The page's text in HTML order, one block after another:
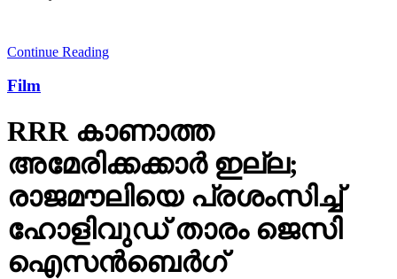
Continue Reading
Film
RRR കാണാത്ത
അമേരിക്കക്കാര്‍ ഇല്ല;
രാജമൗലിയെ പ്രശംസിച്ച്
ഹോളിവുഡ് താരം ജെസി
ഐസന്‍ബെര്‍ഗ്